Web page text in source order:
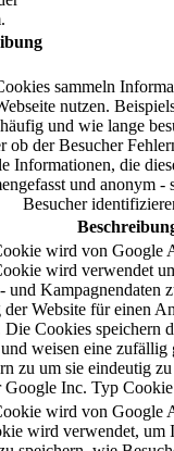
sammeln
nutzen.
und wie lange
ob der Besucher
Informationen, die
und anonym -
Besucher
wird von Google
wird verwendet
und Kampagnendaten
Website für einen
Die Cookies speichern
weisen eine zufällig
zu um sie eindeutig
Google Inc. Typ Cookie
wird von Google
wird verwendet, um